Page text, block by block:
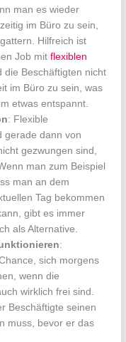
man es wieder
im Büro zu sein,
Hilfreich ist
Job mitflexiblen
die Beschäftigten nicht
im Büro zu sein, was
etwas entspannt.
: Flexible
gerade dann von
gezwungen sind,
man zum Beispiel
man an dem
Tag bekommen
gibt es immer
als Alternative.
:
sich morgens
wenn die
wirklich frei sind.
Beschäftigte seinen
muss, bevor er das